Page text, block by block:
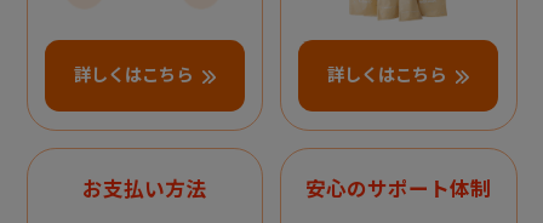
詳しくはこちら 詳しくはこちら
お支払い方法 安心のサポート体制